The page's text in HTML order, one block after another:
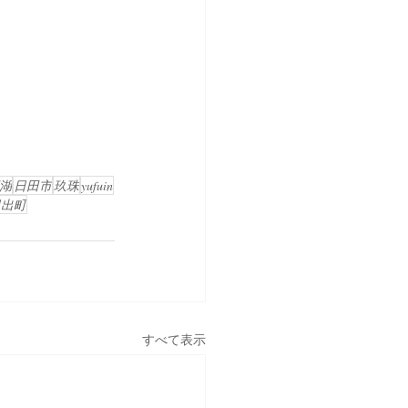
日田市玖珠yufuin
町
すべて表示